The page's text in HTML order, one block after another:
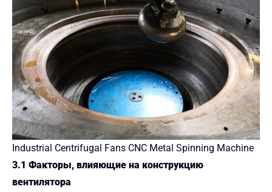
Industrial Centrifugal Fans CNC Metal Spinning Machine
3.1 Факторы, влияющие на конструкцию
вентилятора